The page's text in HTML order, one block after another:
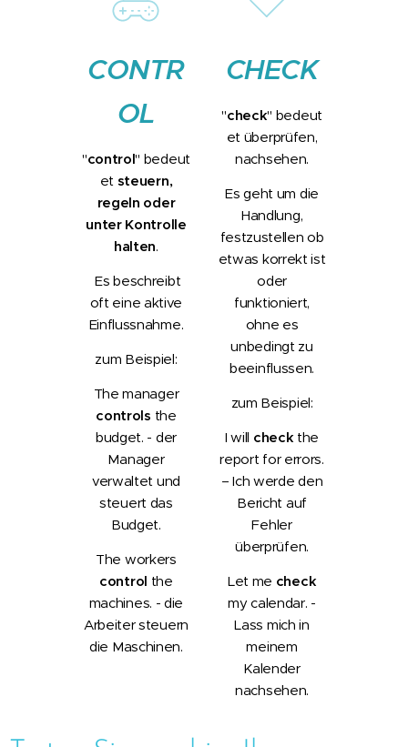
CONTR
OL
"control" bedeut
et steuern,
regeln oder
unter Kontrolle
halten.
Es beschreibt
oft eine aktive
Einflussnahme.
zum Beispiel:
The manager
controls the
budget. - der
Manager
verwaltet und
steuert das
Budget.
The workers
control the
machines. - die
Arbeiter steuern
die Maschinen.
CHECK
"check" bedeut
et überprüfen,
nachsehen.
Es geht um die
Handlung,
festzustellen ob
etwas korrekt ist
oder
funktioniert,
ohne es
unbedingt zu
beeinflussen.
zum Beispiel:
I will check the
report for errors.
– Ich werde den
Bericht auf
Fehler
überprüfen.
Let me check
my calendar. -
Lass mich in
meinem
Kalender
nachsehen.